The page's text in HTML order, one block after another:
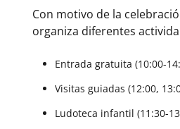
Con motivo de la
organiza diferentes
Entrada gratuita (10:00-
Visitas guiadas (12:00,
Ludoteca infantil (11:30-